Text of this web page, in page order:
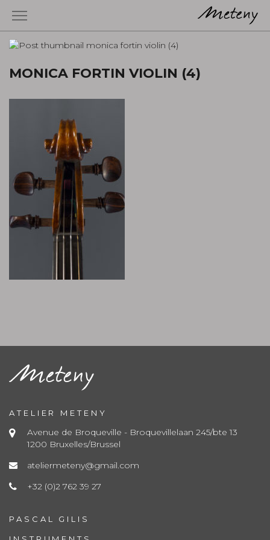
MONICA FORTIN VIOLIN (4)
ATELIER METENY
Avenue de Broqueville - Broquevillelaan 245/bte 13
1200 Bruxelles/Brussel
ateliermeteny@gmail.com
+32 (0)2 762 39 27
PASCAL GILIS